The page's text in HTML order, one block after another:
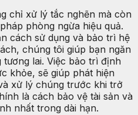
chỉ xử lý tắc nghẽn mà còn
phòng ngừa hiệu quả.
cách sử dụng và bảo trì hệ
chúng tôi giúp bạn ngăn
lai. Việc bảo trì định
khỏe, sẽ giúp phát hiện
xử lý chúng trước khi trở
là cách bảo vệ tài sản và
nhất trong dài hạn.